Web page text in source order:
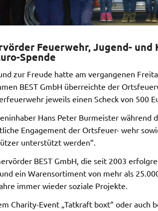
Feuerwehr, Jugend-
Spende
zur Freude hatte am vergangenen
BEST GmbH überreichte der
jeweils einen Scheck von 500
Hans Peter Burmeister während
Engagement der Ortsfeuer- wehr
unterstützt werden“.
BEST GmbH, die seit 2003
ein Warensortiment von mehr als
immer wieder soziale Projekte.
Charity-Event „Tatkraft boxt“ oder